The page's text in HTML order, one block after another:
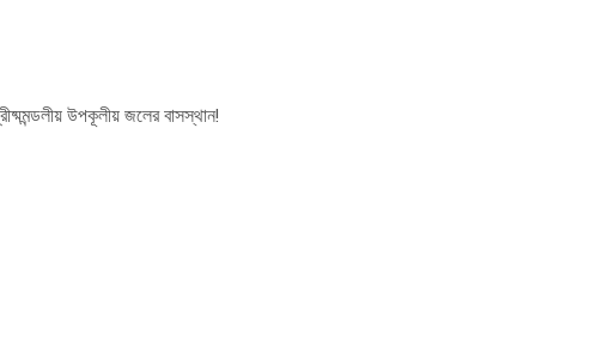
উপকূলীয় জলের বাসস্থান!